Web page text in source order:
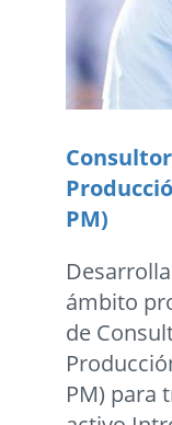
PM)
ámbito
de
PM) para